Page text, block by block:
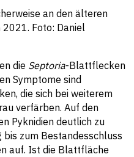
an den älteren
2021. Foto: Daniel
die Septoria-Blattflecken
Symptome sind
die sich bei weiterem
verfärben. Auf den
Pyknidien deutlich zu
zum Bestandesschluss
auf. Ist die Blattfläche